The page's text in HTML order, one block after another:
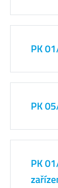
PK
PK
PK